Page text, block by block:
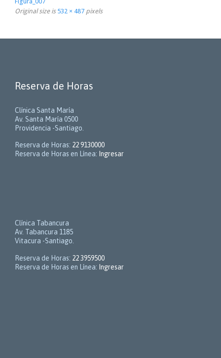
Original size is 532 × 487 pixels
Reserva de Horas
Clínica Santa María
Av. Santa María 0500
Providencia -Santiago.
Reserva de Horas: 22 9130000
Reserva de Horas en Línea: Ingresar
Clínica Tabancura
Av. Tabancura 1185
Vitacura -Santiago.
Reserva de Horas: 22 3959500
Reserva de Horas en Línea: Ingresar